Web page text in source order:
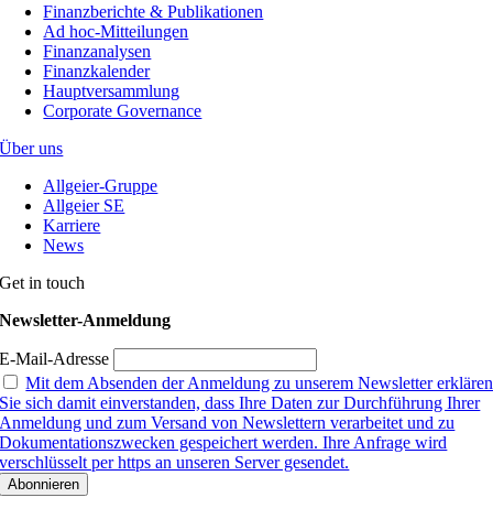
Finanzberichte & Publikationen
Ad hoc-Mitteilungen
Finanzanalysen
Finanzkalender
Hauptversammlung
Corporate Governance
Über uns
Allgeier-Gruppe
Allgeier SE
Karriere
News
Get in touch
Newsletter-Anmeldung
E-Mail-Adresse
Mit dem Absenden der Anmeldung zu unserem Newsletter erklären
Sie sich damit einverstanden, dass Ihre Daten zur Durchführung Ihrer
Anmeldung und zum Versand von Newslettern verarbeitet und zu
Dokumentationszwecken gespeichert werden. Ihre Anfrage wird
verschlüsselt per https an unseren Server gesendet.